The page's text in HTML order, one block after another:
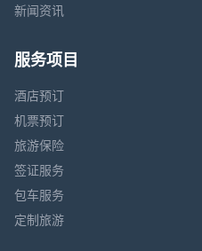
新闻资讯
服务项目
酒店预订
机票预订
旅游保险
签证服务
包车服务
定制旅游